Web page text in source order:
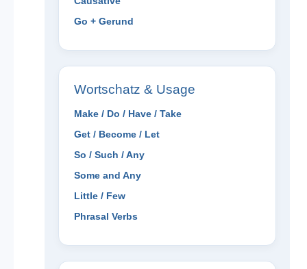
Go + Gerund
Wortschatz & Usage
Make / Do / Have / Take
Get / Become / Let
So / Such / Any
Some and Any
Little / Few
Phrasal Verbs